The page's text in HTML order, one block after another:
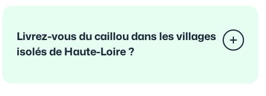
Livrez-vous du caillou dans les villages
isolés de Haute-Loire ?